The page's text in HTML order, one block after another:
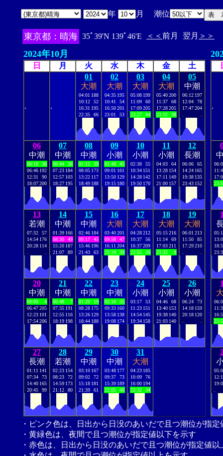
年 月 潮位
東京都：晴海 35ﾟ39'N 139ﾟ46'E ＜＜ 前月 翌月 ＞＞
2024年10月
日 月 火 水 木 金 土
. .
01
大潮
04:01 188
10:12
52
16:31 195
22:35
66
02
大潮
04:35 195
10:41
54
16:50201
23:01
53
03
大潮
05:08 199
11:09
60
17:09205
23:27
44
04
大潮
05:40200
11:37
68
17:28205
23:52
38
05
中潮
06:12 197
12:04
78
17:47204
06
中潮
00:18
36
06:46 192
12:31
90
18:07200
07
中潮
00:44
36
07:23 184
12:57 103
18:27 195
08
中潮
01:12
39
08:05 173
13:22 117
18:49 188
09
小潮
01:48
45
09:01 161
13:50 129
19:15 180
10
小潮
02:38
55
10:34 151
14:28 142
19:50 170
11
小潮
04:03
64
13:28 154
17:11 149
21:00 157
12
長潮
06:06
65
14:24 165
19:38 135
23:43 152
13
若潮
07:32
57
14:54 176
20:28 114
14
中潮
01:39 166
08:30
49
15:20 187
21:07
89
15
中潮
02:46 184
09:17
45
15:46 196
21:43
63
16
大潮
03:40201
09:58
47
16:11 204
22:19
39
17
大潮
04:28212
10:37
56
16:37209
22:55
20
18
大潮
05:15216
11:14
69
17:03211
23:32
8
19
大潮
06:01 213
11:50
85
17:29210
20
中潮
00:09
4
06:47205
12:23 101
17:54206
21
中潮
00:48
7
07:35 191
12:55 116
18:19 198
22
中潮
01:29
19
08:28 175
13:26 129
18:44 188
23
中潮
02:16
35
09:33 160
13:58 138
19:08 174
24
小潮
03:17
53
11:23 151
14:54 145
19:34 158
25
小潮
04:46
68
13:40 153
19:38 140
21:03 140
26
小潮
06:24
73
14:18 159
20:18 120
27
長潮
01:11 141
07:34
73
14:40 165
20:45
99
28
若潮
02:23 154
08:23
72
14:59 173
21:12
80
29
中潮
03:10 167
09:02
72
15:18 181
21:39
61
30
中潮
03:48 177
09:37
73
15:39 189
22:05
46
31
大潮
04:23 185
10:09
76
16:00 194
22:32
34
.
・ピンク色は、日出から日没のあいだで且つ潮位が指
・黄緑色は、夜間で且つ潮位が指定値以下を示す
・赤色は、日出から日没のあいだで且つ潮位が指定値以